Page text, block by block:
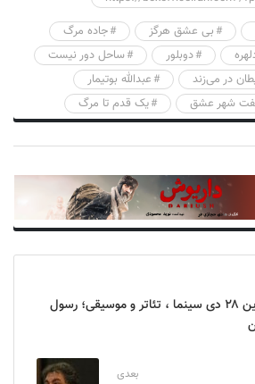
بی عشق هرگز
جاده مرگ
دوبلور
ساحل دور نیست
در می‌زند
عبدالله بوتیمار
شهر عشق یک قدم تا مرگ
متولدین ۲۸ دی سینما ، تئاتر و موسیقی؛ رسول
بعدی